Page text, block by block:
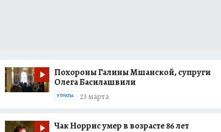
Похороны Галины Мшанской, супруги
Олега Басилашвили
23 марта
УТРАТЫ.
Чак Норрис умер в возрасте 86 лет